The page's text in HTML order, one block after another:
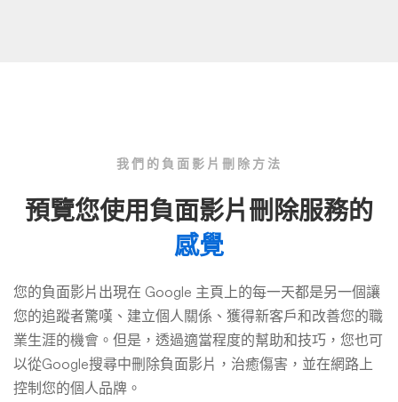
我們的負面影片刪除方法
預覽您使用負面影片刪除服務的
感覺
您的負面影片出現在 Google 主頁上的每一天都是另一個讓
您的追蹤者驚嘆、建立個人關係、獲得新客戶和改善您的職
業生涯的機會。但是，透過適當程度的幫助和技巧，您也可
以從Google搜尋中刪除負面影片，治癒傷害，並在網路上
控制您的個人品牌。